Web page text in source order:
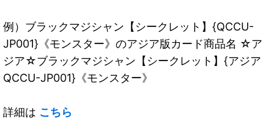
例）ブラックマジシャン【シークレット】{QCCU-
JP001}《モンスター》のアジア版カード商品名 ☆ア
ジア☆ブラックマジシャン【シークレット】{アジア
QCCU-JP001}《モンスター》
詳細は こちら